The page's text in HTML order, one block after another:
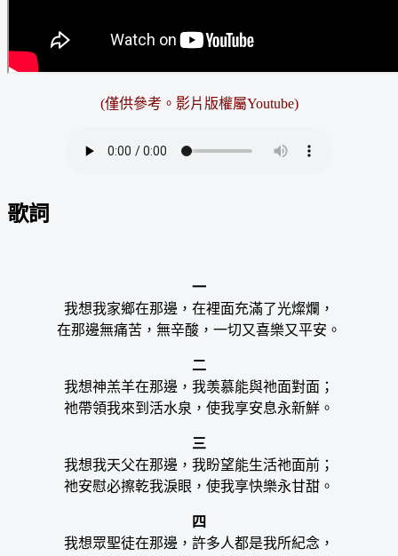
(僅供參考。影片版權屬Youtube)
歌詞
一
我想我家鄉在那邊，在裡面充滿了光燦爛，
在那邊無痛苦，無辛酸，一切又喜樂又平安。
二
我想神羔羊在那邊，我羡慕能與祂面對面；
祂帶領我來到活水泉，使我享安息永新鮮。
三
我想我天父在那邊，我盼望能生活祂面前；
祂安慰必擦乾我淚眼，使我享快樂永甘甜。
四
我想眾聖徒在那邊，許多人都是我所紀念，